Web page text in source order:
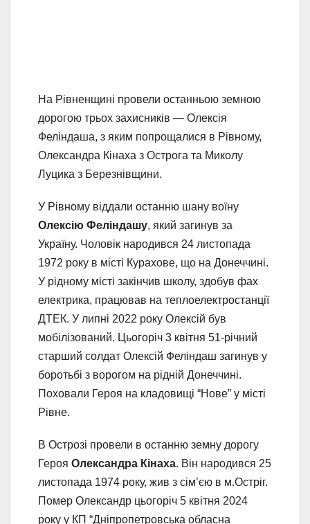
На Рівненщині провели останньою земною
дорогою трьох захисників — Олексія
Феліндаша, з яким попрощалися в Рівному,
Олександра Кінаха з Острога та Миколу
Луцика з Березнівщини.
У Рівному віддали останню шану воїну
Олексію Феліндашу, який загинув за
Україну. Чоловік народився 24 листопада
1972 року в місті Курахове, що на Донеччині.
У рідному місті закінчив школу, здобув фах
електрика, працював на теплоелектростанції
ДТЕК. У липні 2022 року Олексій був
мобілізований. Цьогоріч 3 квітня 51-річний
старший солдат Олексій Феліндаш загинув у
боротьбі з ворогом на рідній Донеччині.
Поховали Героя на кладовищі “Нове” у місті
Рівне.
В Острозі провели в останню земну дорогу
Героя Олександра Кінаха. Він народився 25
листопада 1974 року, жив з сім’єю в м.Остріг.
Помер Олександр цьогоріч 5 квітня 2024
року у КП “Дніпропетровська обласна